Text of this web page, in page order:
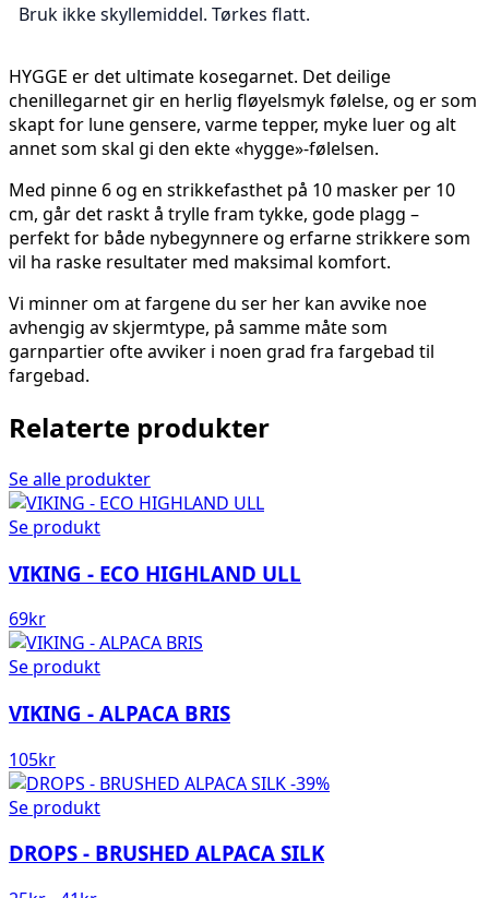
Bruk ikke skyllemiddel. Tørkes flatt.
HYGGE er det ultimate kosegarnet. Det deilige
chenillegarnet gir en herlig fløyelsmyk følelse, og er som
skapt for lune gensere, varme tepper, myke luer og alt
annet som skal gi den ekte «hygge»-følelsen.
Med pinne 6 og en strikkefasthet på 10 masker per 10
cm, går det raskt å trylle fram tykke, gode plagg –
perfekt for både nybegynnere og erfarne strikkere som
vil ha raske resultater med maksimal komfort.
Vi minner om at fargene du ser her kan avvike noe
avhengig av skjermtype, på samme måte som
garnpartier ofte avviker i noen grad fra fargebad til
fargebad.
Relaterte produkter
Se alle produkter
Se produkt
VIKING - ECO HIGHLAND ULL
69kr
Se produkt
VIKING - ALPACA BRIS
105kr
-39%
Se produkt
DROPS - BRUSHED ALPACA SILK